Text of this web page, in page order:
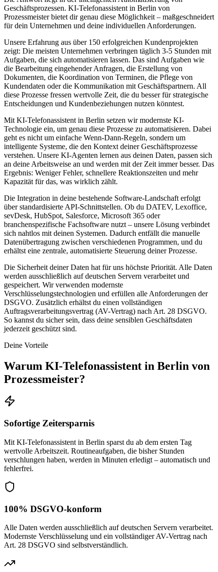
Geschäftsprozessen. KI-Telefonassistent in Berlin von
Prozessmeister bietet dir genau diese Möglichkeit – maßgeschneidert
für dein Unternehmen und deine individuellen Anforderungen.
Unsere Erfahrung aus über 150 erfolgreichen Kundenprojekten
zeigt: Die meisten Unternehmen verbringen täglich 3-5 Stunden mit
Aufgaben, die sich automatisieren lassen. Das sind Aufgaben wie
die Bearbeitung eingehender Anfragen, die Erstellung von
Dokumenten, die Koordination von Terminen, die Pflege von
Kundendaten oder die Kommunikation mit Geschäftspartnern. All
diese Prozesse fressen wertvolle Zeit, die du besser für strategische
Entscheidungen und Kundenbeziehungen nutzen könntest.
Mit KI-Telefonassistent in Berlin setzen wir modernste KI-
Technologie ein, um genau diese Prozesse zu automatisieren. Dabei
geht es nicht um einfache Wenn-Dann-Regeln, sondern um
intelligente Systeme, die den Kontext deiner Geschäftsprozesse
verstehen. Unsere KI-Agenten lernen aus deinen Daten, passen sich
an deine Arbeitsweise an und werden mit der Zeit immer besser. Das
Ergebnis: Weniger Fehler, schnellere Reaktionszeiten und mehr
Kapazität für das, was wirklich zählt.
Die Integration in deine bestehende Software-Landschaft erfolgt
über standardisierte API-Schnittstellen. Ob du DATEV, Lexoffice,
sevDesk, HubSpot, Salesforce, Microsoft 365 oder
branchenspezifische Fachsoftware nutzt – unsere Lösung verbindet
sich nahtlos mit deinen Systemen. Dadurch entfällt die manuelle
Datenübertragung zwischen verschiedenen Programmen, und du
erhältst eine zentrale, automatisierte Steuerung deiner Prozesse.
Die Sicherheit deiner Daten hat für uns höchste Priorität. Alle Daten
werden ausschließlich auf deutschen Servern verarbeitet und
gespeichert. Wir verwenden modernste
Verschlüsselungstechnologien und erfüllen alle Anforderungen der
DSGVO. Zusätzlich erhältst du einen vollständigen
Auftragsverarbeitungsvertrag (AV-Vertrag) nach Art. 28 DSGVO.
So kannst du sicher sein, dass deine sensiblen Geschäftsdaten
jederzeit geschützt sind.
Deine Vorteile
Warum KI-Telefonassistent in Berlin von
Prozessmeister?
Sofortige Zeitersparnis
Mit KI-Telefonassistent in Berlin sparst du ab dem ersten Tag
wertvolle Arbeitszeit. Routineaufgaben, die bisher Stunden
verschlungen haben, werden in Minuten erledigt – automatisch und
fehlerfrei.
100% DSGVO-konform
Alle Daten werden ausschließlich auf deutschen Servern verarbeitet.
Modernste Verschlüsselung und ein vollständiger AV-Vertrag nach
Art. 28 DSGVO sind selbstverständlich.